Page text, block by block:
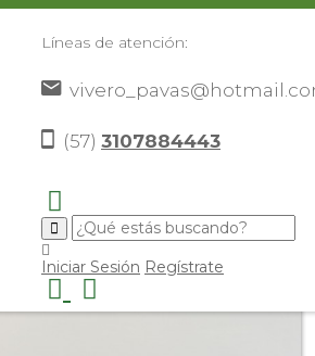
Líneas de atención:
(57) 3107884443
Iniciar Sesión Regístrate
Plantas> Plantas De Exterior>